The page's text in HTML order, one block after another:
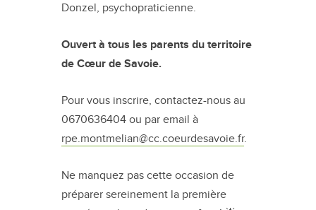
Donzel, psychopraticienne.
Ouvert à tous les parents du territoire
de Cœur de Savoie.
Pour vous inscrire, contactez-nous au
0670636404 ou par email à
rpe.montmelian@cc.coeurdesavoie.fr.
Ne manquez pas cette occasion de
préparer sereinement la première